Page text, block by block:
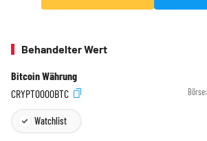
Behandelter Wert
Bitcoin Währung
CRYPT0000BTC
Börse:
Watchlist